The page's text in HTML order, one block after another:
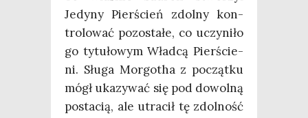
Jedy­ny Pier­ścień zdol­ny kon­
tro­lo­wać pozo­sta­łe, co uczy­ni­ło
go tytu­ło­wym Wład­cą Pier­ście­
ni. Słu­ga Mor­go­tha z począt­ku
mógł uka­zy­wać się pod dowol­ną
posta­cią, ale utra­cił tę zdol­ność